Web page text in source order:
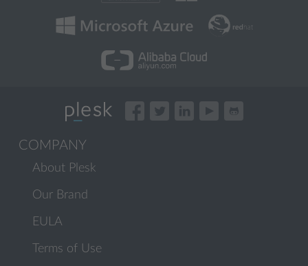
COMPANY
About Plesk
Our Brand
EULA
Terms of Use